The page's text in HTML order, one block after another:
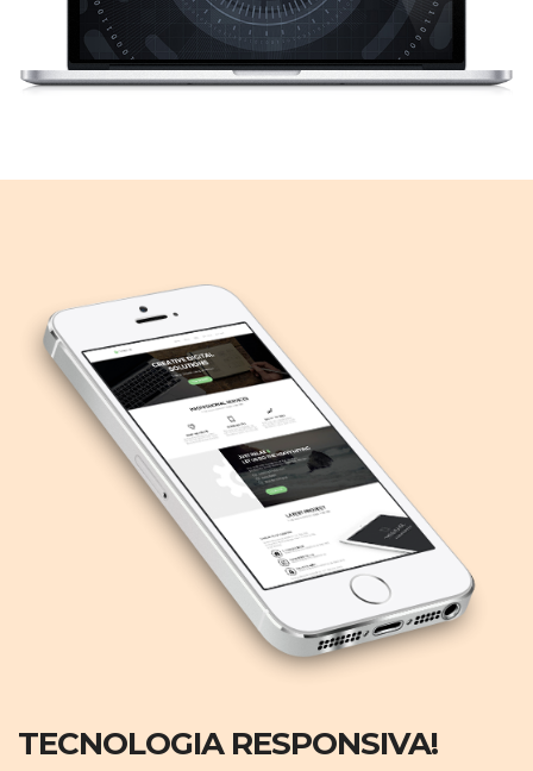
TECNOLOGIA RESPONSIVA!